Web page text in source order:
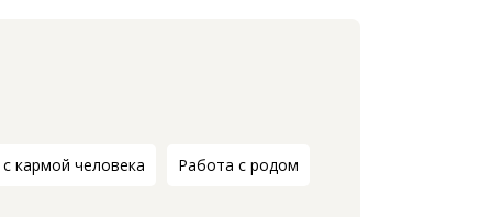
кармой человека Работа с родом